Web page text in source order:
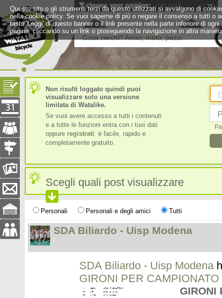
Cosa cerchi? Amici, moto, pezzi...
CICLISMO
Non risulti loggato quindi puoi
visualizzare solo una versione
limitata di Watalike.
Se vuoi avere accesso a tutti i contenuti
e a tutte le funzioni entra con i tuoi dati
oppure registrati: è facile, rapido e
completamente gratuito.
Scegli quali post visualizzare
Personali Personali e degli amici Tutti
SDA Biliardo - Uisp Modena
SDA Biliardo - Uisp Modena
GIRONI PER CAMPIONATO
GIRONI
Questo sito o gli strumenti terzi da questo utilizzati si avvalgono di
nella cookie policy. Se vuoi saperne di più o negare il consenso a tutti o
tasto 'Leggi' di questo banner o il link presente nella parte inferiore di
pagina, cliccando su un link o proseguendo la navigazione in altra